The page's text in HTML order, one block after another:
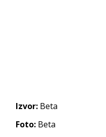
Izvor: Beta
Foto: Beta